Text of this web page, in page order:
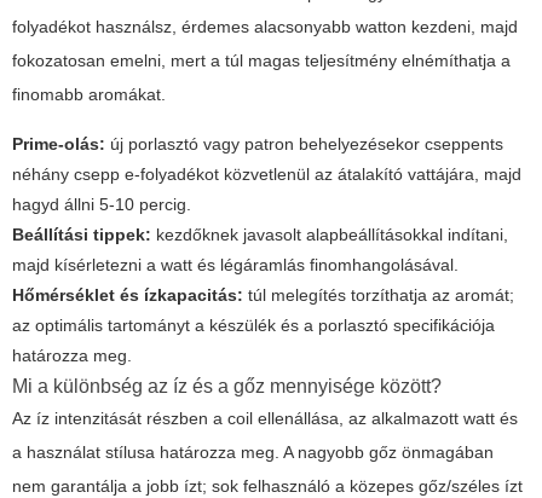
folyadékot használsz, érdemes alacsonyabb watton kezdeni, majd
fokozatosan emelni, mert a túl magas teljesítmény elnémíthatja a
finomabb aromákat.
Prime-olás: új porlasztó vagy patron behelyezésekor cseppents
néhány csepp e-folyadékot közvetlenül az átalakító vattájára, majd
hagyd állni 5-10 percig.
Beállítási tippek: kezdőknek javasolt alapbeállításokkal indítani,
majd kísérletezni a watt és légáramlás finomhangolásával.
Hőmérséklet és ízkapacitás: túl melegítés torzíthatja az aromát;
az optimális tartományt a készülék és a porlasztó specifikációja
határozza meg.
Mi a különbség az íz és a gőz mennyisége között?
Az íz intenzitását részben a coil ellenállása, az alkalmazott watt és
a használat stílusa határozza meg. A nagyobb gőz önmagában
nem garantálja a jobb ízt; sok felhasználó a közepes gőz/széles ízt